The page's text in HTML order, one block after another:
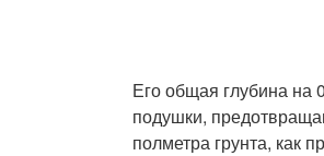
Его общая глубина на
подушки,
полметра грунта, как